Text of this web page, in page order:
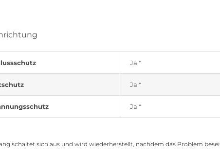
Ja *
Ja *
Ja *
schaltet sich aus und wird wiederherstellt, nachdem das Problem